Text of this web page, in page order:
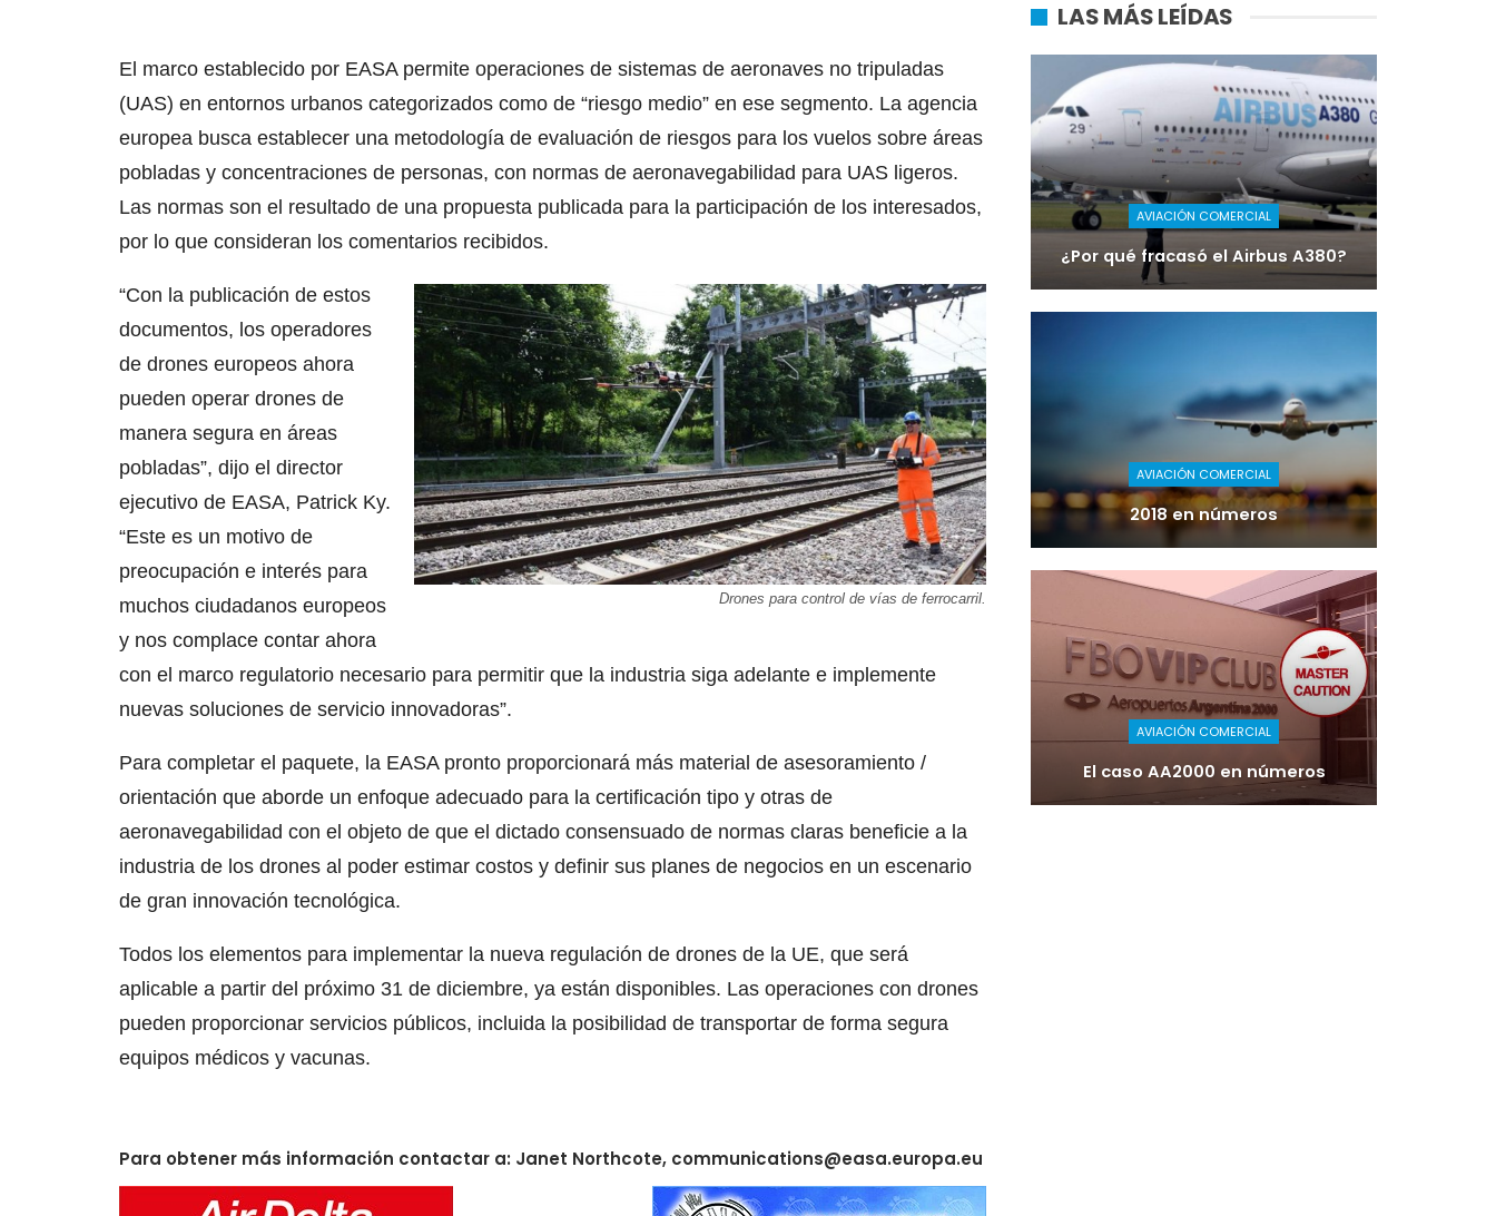
El marco establecido por EASA permite operaciones de sistemas de aeronaves no tripuladas
(UAS) en entornos urbanos categorizados como de “riesgo medio” en ese segmento. La agencia
europea busca establecer una metodología de evaluación de riesgos para los vuelos sobre áreas
pobladas y concentraciones de personas, con normas de aeronavegabilidad para UAS ligeros.
Las normas son el resultado de una propuesta publicada para la participación de los interesados,
por lo que consideran los comentarios recibidos.
Drones para control de vías de ferrocarril.
“Con la publicación de estos
documentos, los operadores
de drones europeos ahora
pueden operar drones de
manera segura en áreas
pobladas”, dijo el director
ejecutivo de EASA, Patrick Ky.
“Este es un motivo de
preocupación e interés para
muchos ciudadanos europeos
y nos complace contar ahora
con el marco regulatorio necesario para permitir que la industria siga adelante e implemente
nuevas soluciones de servicio innovadoras”.
Para completar el paquete, la EASA pronto proporcionará más material de asesoramiento /
orientación que aborde un enfoque adecuado para la certificación tipo y otras de
aeronavegabilidad con el objeto de que el dictado consensuado de normas claras beneficie a la
industria de los drones al poder estimar costos y definir sus planes de negocios en un escenario
de gran innovación tecnológica.
Todos los elementos para implementar la nueva regulación de drones de la UE, que será
aplicable a partir del próximo 31 de diciembre, ya están disponibles. Las operaciones con drones
pueden proporcionar servicios públicos, incluida la posibilidad de transportar de forma segura
equipos médicos y vacunas.
Para obtener más información contactar a: Janet Northcote, communications@easa.europa.eu
LAS MÁS LEÍDAS
AVIACIÓN COMERCIAL
¿Por qué fracasó el Airbus A380?
AVIACIÓN COMERCIAL
2018 en números
AVIACIÓN COMERCIAL
El caso AA2000 en números